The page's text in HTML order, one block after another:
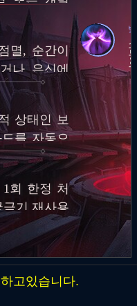
중시키면
해 적용
멸, 순간이
나 은신에
적 챔피언
과 스킬로
추…
상태인 보
를 자동으
적합니다.
회 한정 처
기 재사용
감소
고있습니다.